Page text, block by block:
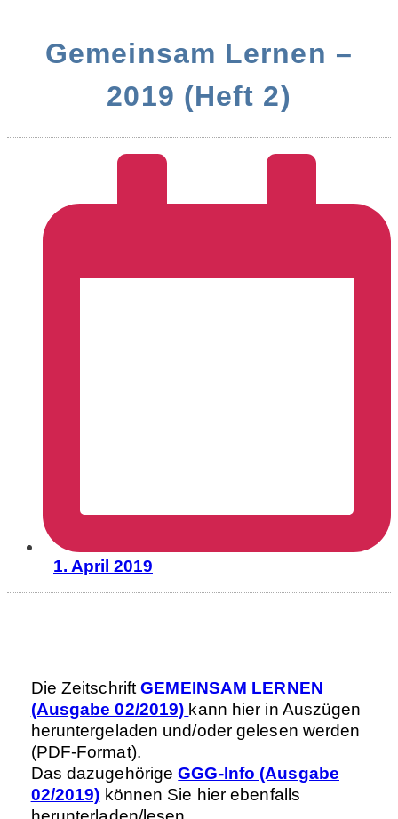
Gemeinsam Lernen –
2019 (Heft 2)
1. April 2019
Die ZeitschriftGEMEINSAM LERNEN
(Ausgabe 02/2019) kann hier in Auszügen
heruntergeladen und/oder gelesen werden
(PDF-Format).
Das dazugehörigeGGG-Info (Ausgabe
02/2019) können Sie hier ebenfalls